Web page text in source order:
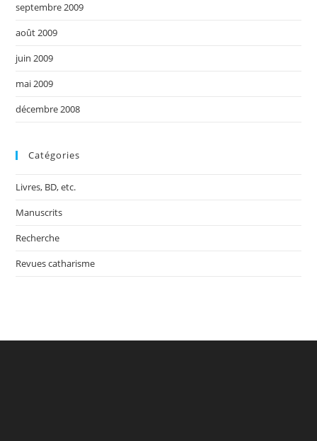
septembre 2009
août 2009
juin 2009
mai 2009
décembre 2008
Catégories
Livres, BD, etc.
Manuscrits
Recherche
Revues catharisme